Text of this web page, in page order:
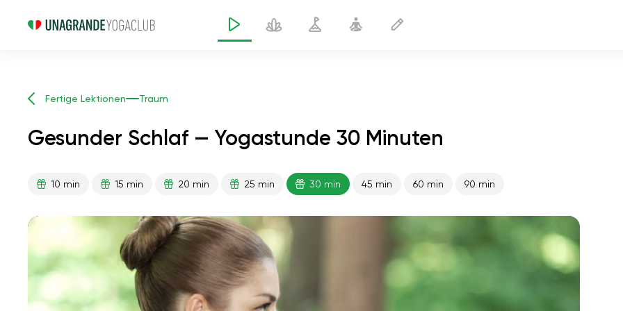
Fertige Lektionen Traum
Gesunder Schlaf — Yogastunde 30 Minuten
10 min 15 min 20 min 25 min 30 min 45 min 60 min 90 min
flucht der seele